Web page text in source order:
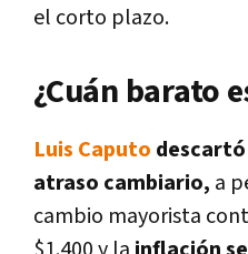
el corto plazo.
¿Cuán barato
Luis Caputo descartó
atraso cambiario, a
cambio mayorista